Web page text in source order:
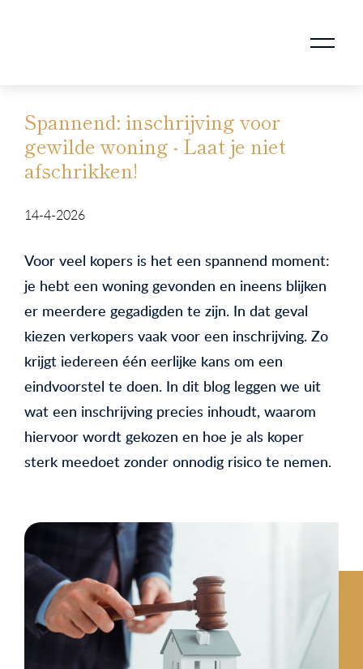
Spannend: inschrijving voor
gewilde woning - Laat je niet
afschrikken!
14-4-2026
Voor veel kopers is het een spannend moment:
je hebt een woning gevonden en ineens blijken
er meerdere gegadigden te zijn. In dat geval
kiezen verkopers vaak voor een inschrijving. Zo
krijgt iedereen één eerlijke kans om een
eindvoorstel te doen. In dit blog leggen we uit
wat een inschrijving precies inhoudt, waarom
hiervoor wordt gekozen en hoe je als koper
sterk meedoet zonder onnodig risico te nemen.